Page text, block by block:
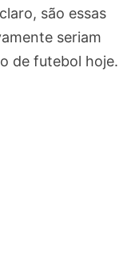
são essas
seriam
de futebol hoje.